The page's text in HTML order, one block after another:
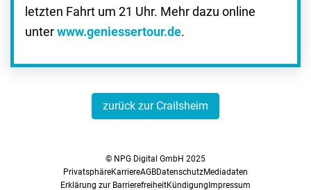
letzten Fahrt um 21 Uhr. Mehr dazu online
unterwww.geniessertour.de.
zurück zur Crailsheim
© NPG Digital GmbH 2025
PrivatsphäreKarriereAGBDatenschutzMediadaten
Erklärung zur BarrierefreiheitKündigung Impressum